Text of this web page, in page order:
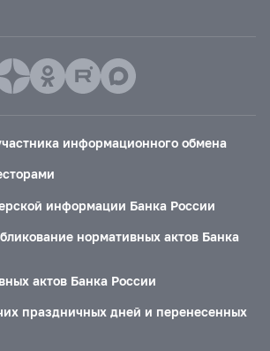
информационного обмена
информации Банка России
нормативных актов Банка
актов Банка России
праздничных дней и перенесенных